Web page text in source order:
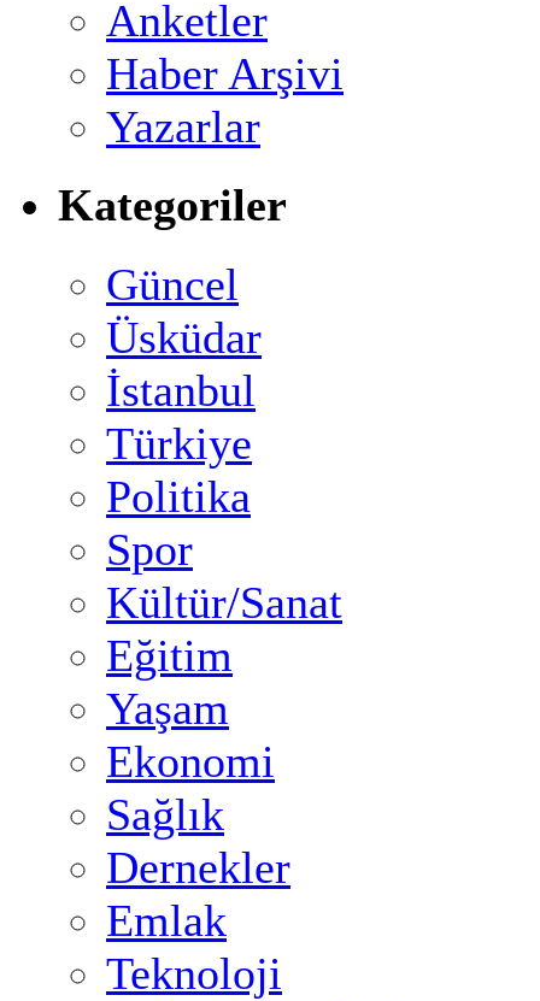
Anketler
Haber Arşivi
Yazarlar
Kategoriler
Güncel
Üsküdar
İstanbul
Türkiye
Politika
Spor
Kültür/Sanat
Eğitim
Yaşam
Ekonomi
Sağlık
Dernekler
Emlak
Teknoloji